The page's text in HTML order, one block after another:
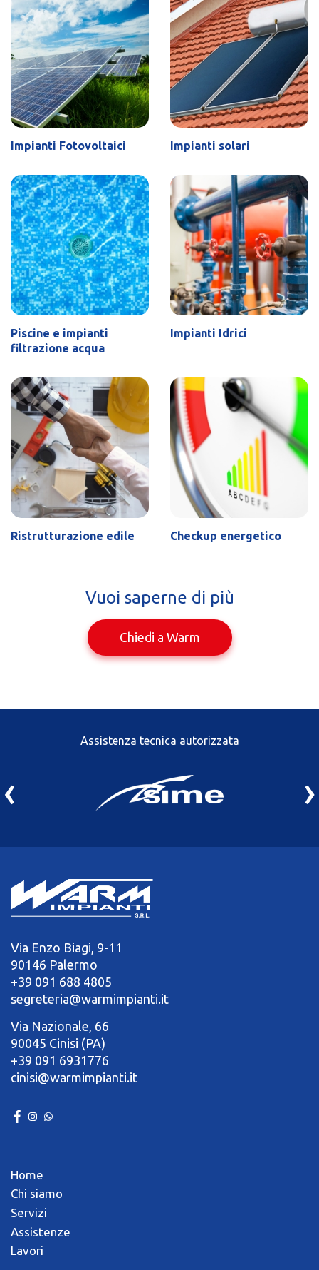
Impianti Fotovoltaici Impianti solari
Piscine e impianti
filtrazione acqua
Impianti Idrici
Ristrutturazione edile Checkup energetico
Vuoi saperne di più
Chiedi a Warm
Assistenza tecnica autorizzata
‹ ›
Via Enzo Biagi, 9-11
90146 Palermo
+39 091 688 4805
segreteria@warmimpianti.it
Via Nazionale, 66
90045 Cinisi (PA)
+39 091 6931776
cinisi@warmimpianti.it
Home
Chi siamo
Servizi
Assistenze
Lavori